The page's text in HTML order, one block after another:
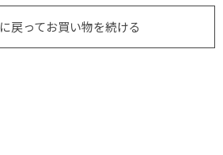
戻ってお買い物を続ける